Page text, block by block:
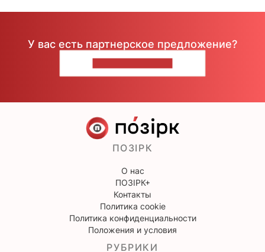
У вас есть партнерское предложение?
ПОЗІРК
О нас
ПОЗІРК+
Контакты
Политика cookie
Политика конфиденциальности
Положения и условия
РУБРИКИ